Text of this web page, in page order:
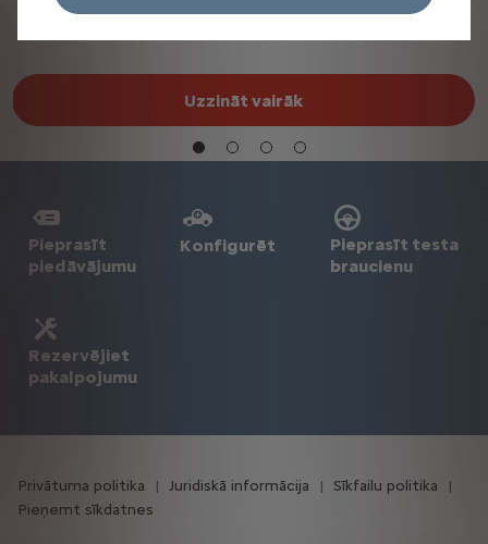
Uzzināt vairāk
Pieprasīt
piedāvājumu
Konfigurēt
Pieprasīt testa
braucienu
Rezervējiet
pakalpojumu
Privātuma politika Juridiskā informācija
Sīkfailu politika
Pieņemt sīkdatnes